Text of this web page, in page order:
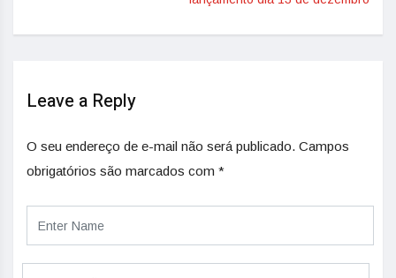
Leave a Reply
O seu endereço de e-mail não será publicado. Campos
obrigatórios são marcados com *